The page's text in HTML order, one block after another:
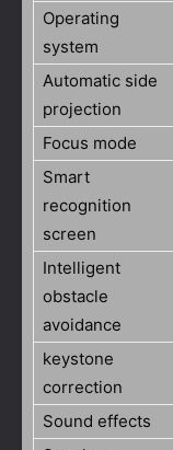
Operating
system
Automatic side
projection
Focus mode
Smart
recognition
screen
Intelligent
obstacle
avoidance
keystone
correction
Sound effects